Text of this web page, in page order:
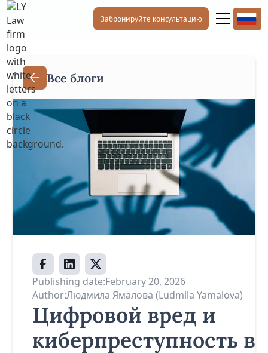
Забронируйте консультацию
Все блоги
Publishing date:February 20, 2026
Author:Людмила Ямалова (Ludmila Yamalova)
Цифровой вред и
киберпреступность в